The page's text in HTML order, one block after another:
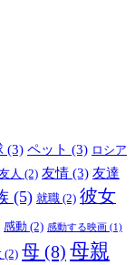
(3) ペット (3) ロシア
人 (2) 友情 (3) 友達
(5) 就職 (2) 彼女
感動 (2) 感動する映画 (1)
(2) 母 (8) 母親